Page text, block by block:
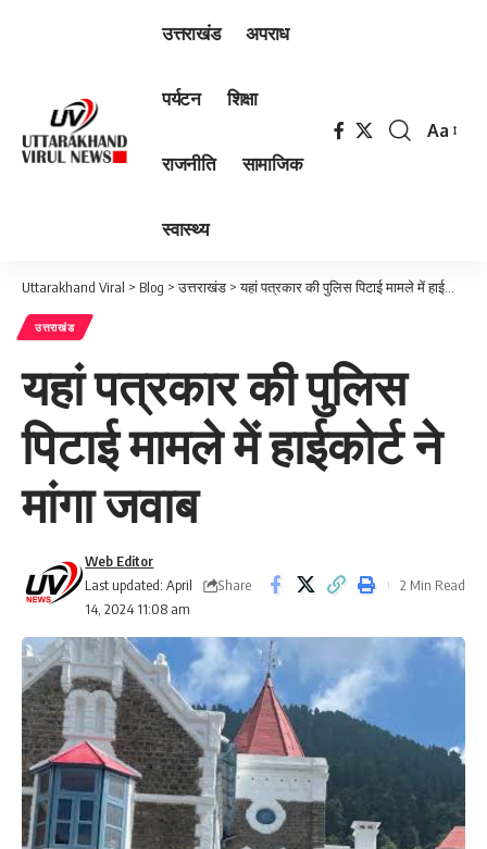
उत्तराखंड अपराध
पर्यटन शिक्षा
राजनीति सामाजिक
स्वास्थ्य
Font
Aa
Uttarakhand Viral > Blog >उत्तराखंड >यहां पत्रकार की पुलिस पिटाई मामले में हाईकोर्ट ने मांगा जवाब
उत्तराखंड
यहां पत्रकार की पुलिस
पिटाई मामले में हाईकोर्ट ने
मांगा जवाब
Last updated: April
14, 2024 11:08 am
Web Editor
Share
2 Min Read